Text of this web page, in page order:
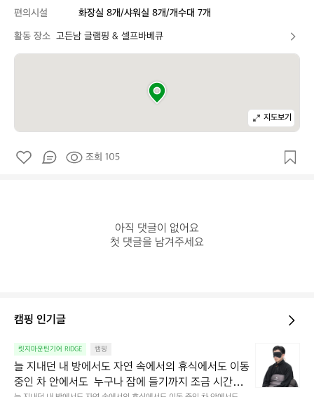
편의시설
화장실 8개/샤워실 8개/개수대 7개
활동 장소 고든남 글램핑 & 셀프바베큐
지도보기
조회 105
아직 댓글이 없어요
첫 댓글을 남겨주세요
캠핑 인기글
릿지마운틴기어 RIDGE 캠핑
늘 지내던 내 방에서도 자연 속에서의 휴식에서도 이동
중인 차 안에서도  누구나 잠에 들기까지 조금 시간이
내
던